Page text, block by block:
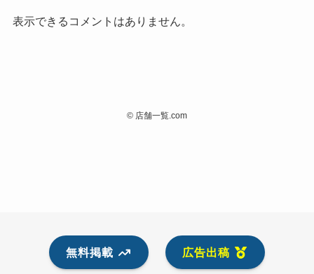
表示できるコメントはありません。
© 店舗一覧.com
無料掲載 広告出稿